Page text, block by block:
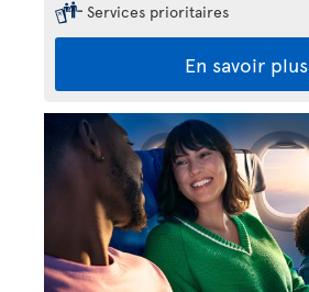
Services prioritaires
En savoir plus